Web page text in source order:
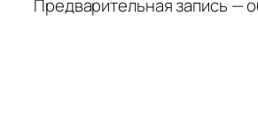
Предварительная запись —